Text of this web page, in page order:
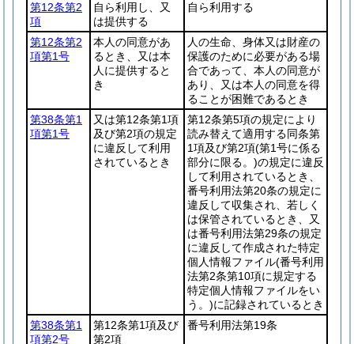
第12条第2
項
自ら利用し、又
は提供する
自ら利用する
第12条第2
項第1号
本人の同意があ
るとき、又は本
人に提供すると
き
人の生命、身体又は財産の
保護のために必要がある場
合であって、本人の同意が
あり、又は本人の同意を得
ることが困難であるとき
第38条第1
項第1号
又は第12条第1項
及び第2項の規定
に違反して利用
されているとき
第12条第5項の規定により
読み替えて適用する同条第
1項及び第2項(第1号に係る
部分に限る。)の規定に違反
して利用されているとき、
番号利用法第20条の規定に
違反して収集され、若しく
は保管されているとき、又
は番号利用法第29条の規定
に違反して作成された特定
個人情報ファイル(番号利用
法第2条第10項に規定する
特定個人情報ファイルをい
う。)に記録されているとき
第38条第1
項第2号
第12条第1項及び
第2項
番号利用法第19条